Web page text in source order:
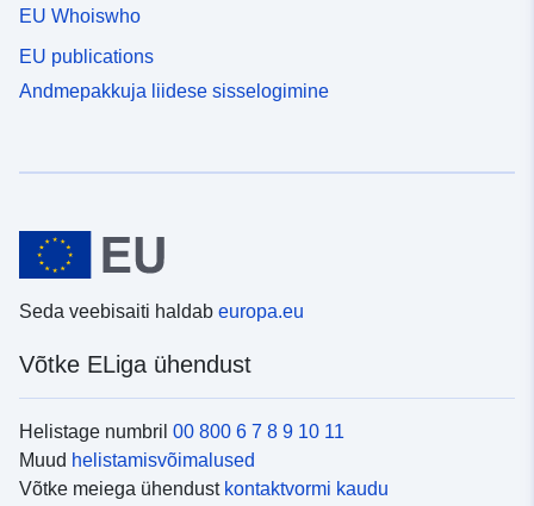
EU Whoiswho
EU publications
Andmepakkuja liidese sisselogimine
Seda veebisaiti haldab europa.eu
Võtke ELiga ühendust
Helistage numbril 00 800 6 7 8 9 10 11
Muud helistamisvõimalused
Võtke meiega ühendust kontaktvormi kaudu